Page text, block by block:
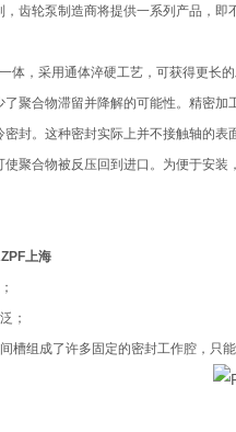
齿轮泵制造商将提供一系列产品，
体，采用通体淬硬工艺，可获得更长
聚合物滞留并降解的可能性。精密
密封。这种密封实际上并不接触轴的
聚合物被反压回到进口。为便于安
上海
；
槽组成了许多固定的密封工作腔，只能